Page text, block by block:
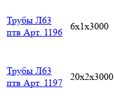
Трубы Л63
птв Арт. 1196
6х1х3000
Трубы Л63
птв Арт. 1197
20x2x3000